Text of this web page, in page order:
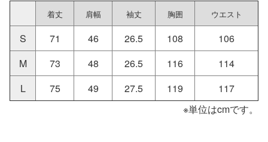
着丈 肩幅 袖丈 胸囲 ウエスト
S 71 46 26.5 108
106
M
73 48 26.5 116
114
L
75 49 27.5 119
117
※単位はcmです。